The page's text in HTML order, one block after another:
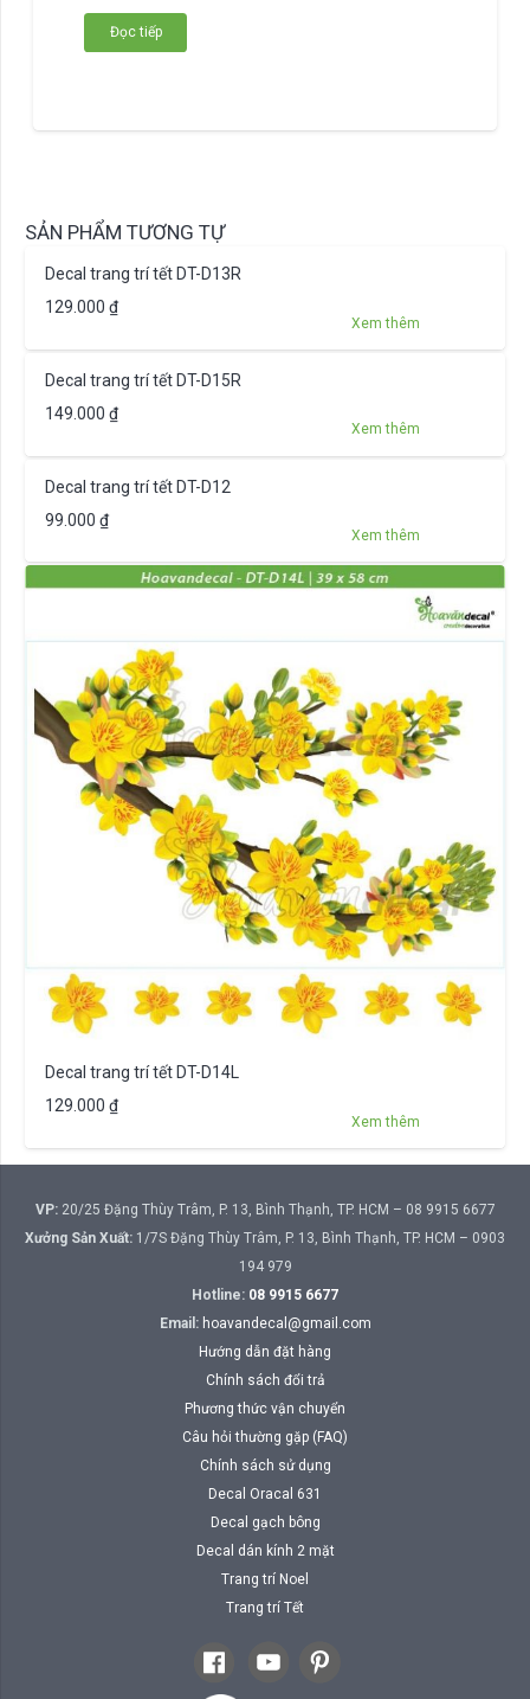
Đọc tiếp
SẢN PHẨM TƯƠNG TỰ
Decal trang trí tết DT-D13R
129.000 ₫
Xem thêm
Decal trang trí tết DT-D15R
149.000 ₫
Xem thêm
Decal trang trí tết DT-D12
99.000 ₫
Xem thêm
Decal trang trí tết DT-D14L
129.000 ₫
Xem thêm
VP:20/25 Đặng Thùy Trâm, P. 13, Bình Thạnh, TP. HCM – 08 9915 6677
Xưởng Sản Xuất: 1/7S Đặng Thùy Trâm, P. 13, Bình Thạnh, TP. HCM – 0903
194 979
Hotline: 08 9915 6677
Email: hoavandecal@gmail.com
Hướng dẫn đặt hàng
Chính sách đổi trả
Phương thức vận chuyển
Câu hỏi thường gặp (FAQ)
Chính sách sử dụng
Decal Oracal 631
Decal gạch bông
Decal dán kính 2 mặt
Trang trí Noel
Trang trí Tết